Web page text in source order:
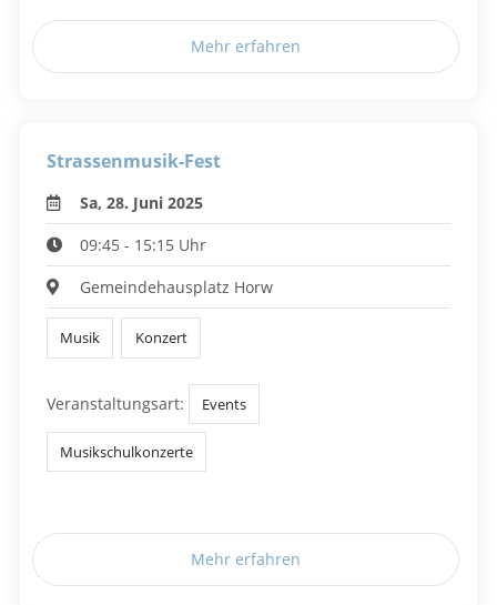
Mehr erfahren
Strassenmusik-Fest
Sa, 28. Juni 2025
09:45 - 15:15 Uhr
Gemeindehausplatz Horw
Musik Konzert
Veranstaltungsart: Events
Musikschulkonzerte
Mehr erfahren